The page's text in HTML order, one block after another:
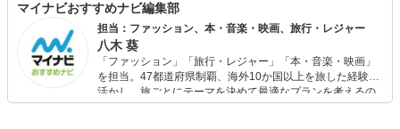
マイナビおすすめナビ編集部
担当：ファッション、本・音楽・映画、旅行・レジャー
八木 葵
「ファッション」「旅行・レジャー」「本・音楽・映画」
を担当。47都道府県制覇、海外10か国以上を旅した経験を
活かし、旅ごとにテーマを決めて最適なプランを考えるの
が得意。また、アパレルショップでの販売経験もあり。誰